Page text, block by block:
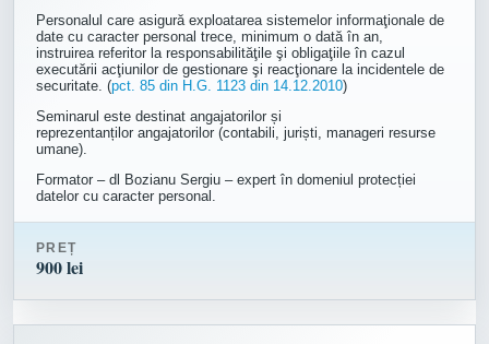
Personalul care asigură exploatarea sistemelor informaţionale de
date cu caracter personal trece, minimum o dată în an,
instruirea referitor la responsabilităţile şi obligaţiile în cazul
executării acţiunilor de gestionare şi reacţionare la incidentele de
securitate. (pct. 85 din H.G. 1123 din 14.12.2010)
Seminarul este destinat angajatorilor și
reprezentanților angajatorilor (contabili, juriști, manageri resurse
umane).
Formator – dl Bozianu Sergiu – expert în domeniul protecției
datelor cu caracter personal.
PREȚ
900 lei